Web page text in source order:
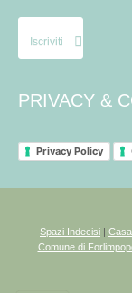
Iscriviti
PRIVACY &
Privacy Policy
Spazi Indecisi |
Comune di